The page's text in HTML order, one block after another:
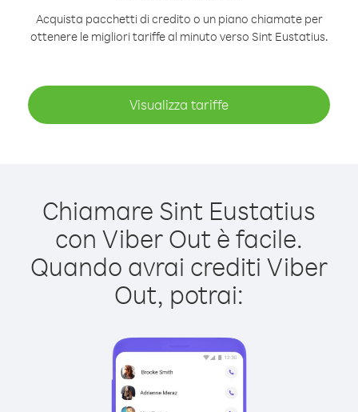
Acquista pacchetti di credito o un piano chiamate per
ottenere le migliori tariffe al minuto verso Sint Eustatius.
Visualizza tariffe
Chiamare Sint Eustatius
con Viber Out è facile.
Quando avrai crediti Viber
Out, potrai: